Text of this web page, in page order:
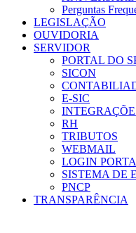
Perguntas
LEGISLAÇÃO
OUVIDORIA
SERVIDOR
PORTAL DO
SICON
E-SIC
RH
TRIBUTOS
WEBMAIL
LOGIN
SISTEMA DE
PNCP
TRANSPARÊNCIA